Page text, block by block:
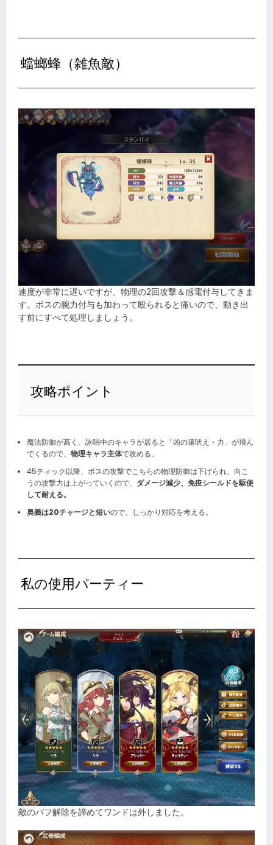
蟷螂蜂（雑魚敵）
速度が非常に遅いですが、物理の2回攻撃＆感電付与してきま
す。ボスの腕力付与も加わって殴られると痛いので、動き出
す前にすべて処理しましょう。
攻略ポイント
魔法防御が高く、詠唱中のキャラが居ると「凶の遠吠え・力」が飛ん
でくるので、 物理キャラ主体で攻める。
45ティック以降、ボスの攻撃でこちらの物理防御は下げられ、向こ
うの攻撃力は上がっていくので、 ダメージ減少、免疫シールドを駆使
して耐える。
奥義は20チャージと短いので、しっかり対応を考える。
私の使用パーティー
敵のバフ解除を諦めてワンドは外しました。